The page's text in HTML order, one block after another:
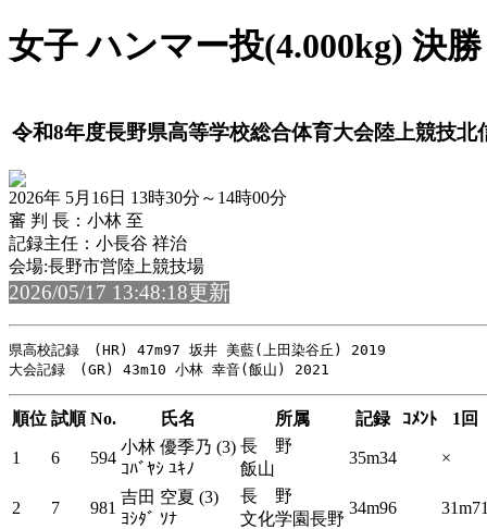
女子 ハンマー投(4.000kg) 決勝
令和8年度長野県高等学校総合体育大会陸上競技北
2026年 5月16日 13時30分～14時00分
審 判 長：小林 至
記録主任：小長谷 祥治
会場:長野市営陸上競技場
2026/05/17 13:48:18更新
県高校記録　(HR) 47m97 坂井 美藍(上田染谷丘) 2019
順位 試順 No. 氏名 所属 記録 ｺﾒﾝﾄ 1回
1 6 594
小林 優季乃 (3)
ｺﾊﾞﾔｼ ﾕｷﾉ
長 野
飯山
35m34 ×
2 7 981
吉田 空夏 (3)
ﾖｼﾀﾞ ｿﾅ
長 野
文化学園長野
34m96